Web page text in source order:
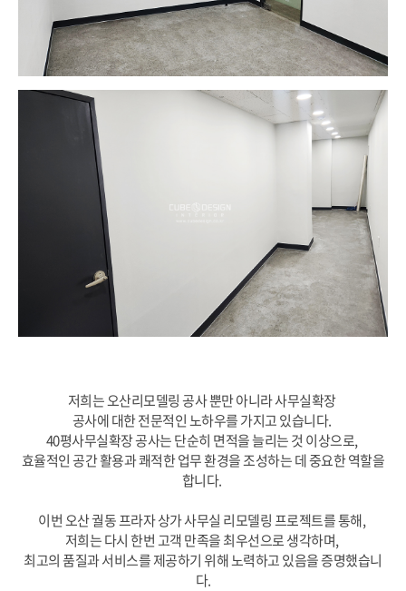
저희는 오산리모델링 공사 뿐만 아니라 사무실확장
공사에 대한 전문적인 노하우를 가지고 있습니다.
40평사무실확장 공사는 단순히 면적을 늘리는 것 이상으로,
효율적인 공간 활용과 쾌적한 업무 환경을 조성하는 데 중요한 역할을
합니다.
이번 오산 궐동 프라자 상가 사무실 리모델링 프로젝트를 통해,
저희는 다시 한번 고객 만족을 최우선으로 생각하며,
최고의 품질과 서비스를 제공하기 위해 노력하고 있음을 증명했습니
다.